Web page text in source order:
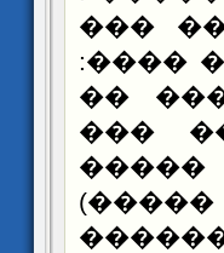
����
����
(��
�����
����